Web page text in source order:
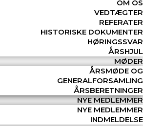
OM OS
VEDTÆGTER
REFERATER
HISTORISKE DOKUMENTER
HØRINGSSVAR
ÅRSHJUL
MØDER
ÅRSMØDE OG
GENERALFORSAMLING
ÅRSBERETNINGER
NYE MEDLEMMER
NYE MEDLEMMER
INDMELDELSE